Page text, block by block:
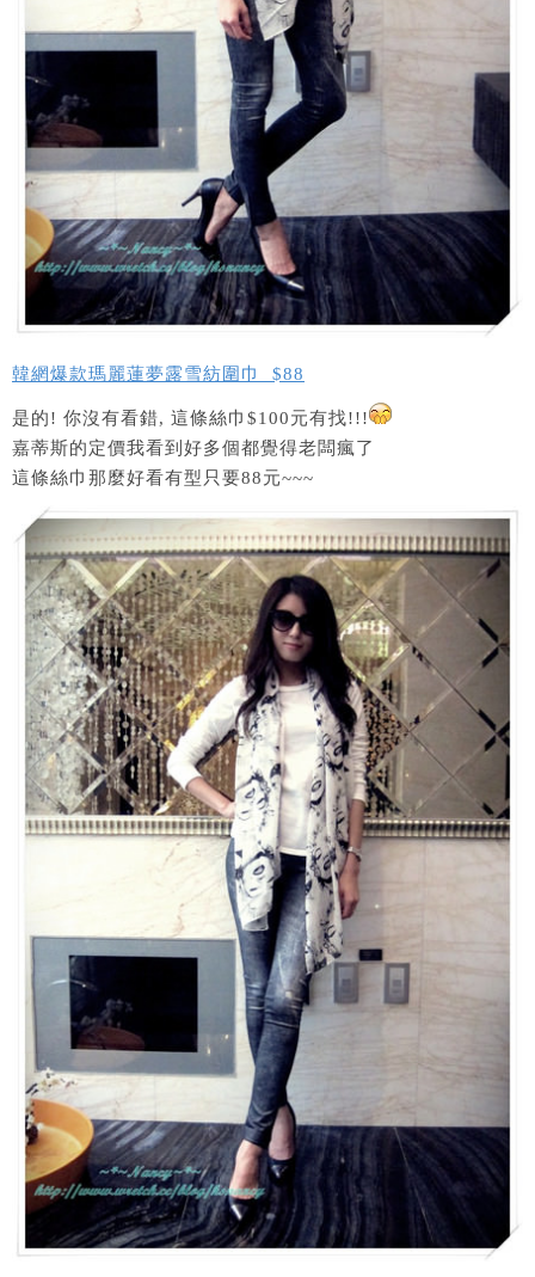
韓網爆款瑪麗蓮夢露雪紡圍巾 $88
是的! 你沒有看錯, 這條絲巾$100元有找!!!
嘉蒂斯的定價我看到好多個都覺得老闆瘋了
這條絲巾那麼好看有型只要88元~~~